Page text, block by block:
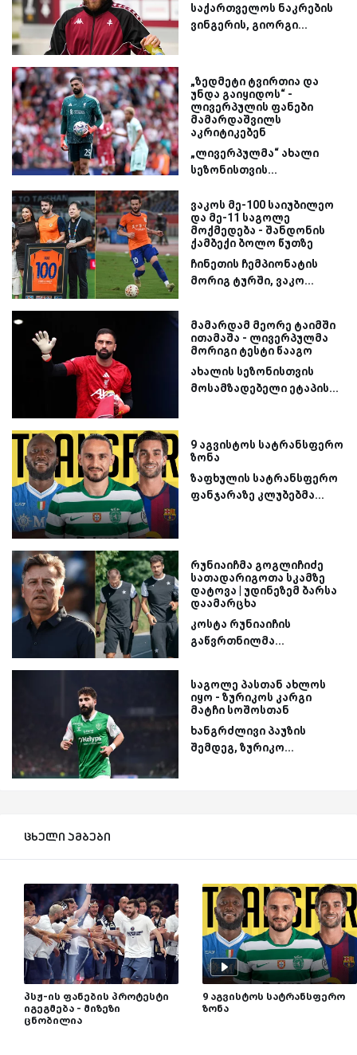
საქართველოს ნაკრების
ვინგერის, გიორგი...
„ზედმეტი ტვირთია და
უნდა გაიყიდოს“ -
ლივერპულის ფანები
მამარდაშვილს
აკრიტიკებენ
„ლივერპულმა“ ახალი
სეზონისთვის...
ვაკოს მე-100 საიუბილეო
და მე-11 საგოლე
მოქმედება - შანდონის
ქამბექი ბოლო წუთზე
ჩინეთის ჩემპიონატის
მორიგ ტურში, ვაკო...
მამარდამ მეორე ტაიმში
ითამაშა - ლივერპულმა
მორიგი ტესტი წააგო
ახალის სეზონისთვის
მოსამზადებელი ეტაპის...
9 აგვისტოს სატრანსფერო
ზონა
ზაფხულის სატრანსფერო
ფანჯარაზე კლუბებმა...
რუნიაიჩმა გოგლიჩიძე
სათადარიგოთა სკამზე
დატოვა | უდინეზემ ბარსა
დაამარცხა
კოსტა რუნიაიჩის
გაწვრთნილმა...
საგოლე პასთან ახლოს
იყო - ზურიკოს კარგი
მატჩი სოშოსთან
ხანგრძლივი პაუზის
შემდეგ, ზურიკო...
ცხელი ამბები
პსჟ-ის ფანების პროტესტი
იგეგმება - მიზეზი
ცნობილია
9 აგვისტოს სატრანსფერო
ზონა